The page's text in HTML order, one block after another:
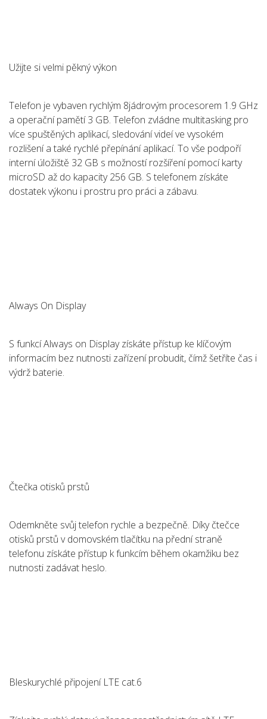
Užijte si velmi pěkný výkon
Telefon je vybaven rychlým 8jádrovým procesorem 1.9 GHz
a operační pamětí 3 GB. Telefon zvládne multitasking pro
více spuštěných aplikací, sledování videí ve vysokém
rozlišení a také rychlé přepínání aplikací. To vše podpoří
interní úložiště 32 GB s možností rozšíření pomocí karty
microSD až do kapacity 256 GB. S telefonem získáte
dostatek výkonu i prostru pro práci a zábavu.
Always On Display
S funkcí Always on Display získáte přístup ke klíčovým
informacím bez nutnosti zařízení probudit, čímž šetříte čas i
výdrž baterie.
Čtečka otisků prstů
Odemkněte svůj telefon rychle a bezpečně. Díky čtečce
otisků prstů v domovském tlačítku na přední straně
telefonu získáte přístup k funkcím během okamžiku bez
nutnosti zadávat heslo.
Bleskurychlé připojení LTE cat.6